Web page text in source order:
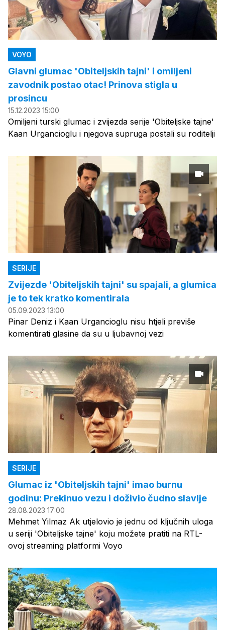
VOYO
Glavni glumac 'Obiteljskih tajni' i omiljeni
zavodnik postao otac! Prinova stigla u
prosincu
15.12.2023 15:00
Omiljeni turski glumac i zvijezda serije 'Obiteljske tajne'
Kaan Urgancioglu i njegova supruga postali su roditelji
SERIJE
Zvijezde 'Obiteljskih tajni' su spajali, a glumica
je to tek kratko komentirala
05.09.2023 13:00
Pinar Deniz i Kaan Urgancioglu nisu htjeli previše
komentirati glasine da su u ljubavnoj vezi
SERIJE
Glumac iz 'Obiteljskih tajni' imao burnu
godinu: Prekinuo vezu i doživio čudno slavlje
28.08.2023 17:00
Mehmet Yilmaz Ak utjelovio je jednu od ključnih uloga
u seriji 'Obiteljske tajne' koju možete pratiti na RTL-
ovoj streaming platformi Voyo